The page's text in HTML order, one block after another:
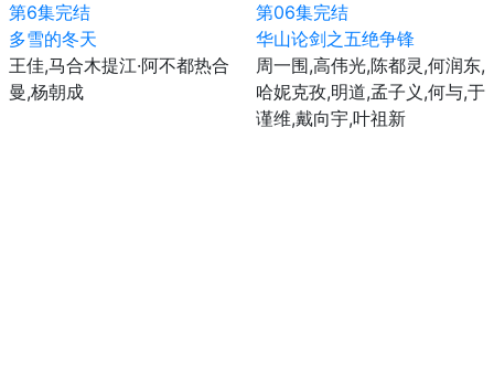
第6集完结
多雪的冬天
王佳,马合木提江·阿不都热合
曼,杨朝成
第06集完结
华山论剑之五绝争锋
周一围,高伟光,陈都灵,何润东,
哈妮克孜,明道,孟子义,何与,于
谨维,戴向宇,叶祖新